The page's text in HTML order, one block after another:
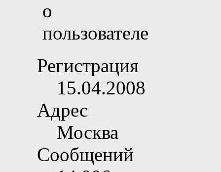
Регистрация
15.04.2008
Адрес
Москва
Сообщений